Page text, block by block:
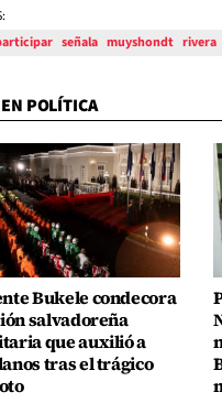
señala muyshondt rivera
POLÍTICA
Bukele condecora
salvadoreña
que auxilió a
tras el trágico